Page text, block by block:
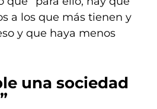
a los que más tienen y
y que haya menos
una sociedad